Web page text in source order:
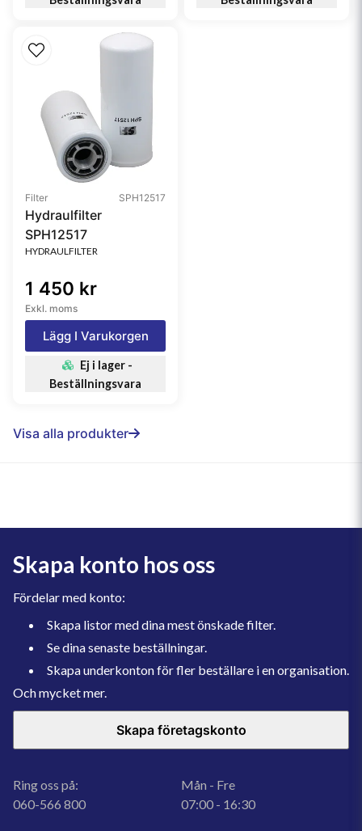
Filter SPH12517
Hydraulfilter
SPH12517
HYDRAULFILTER
1 450 kr
Exkl. moms
Lägg I Varukorgen
Ej i lager -
Beställningsvara
Visa alla produkter
Skapa konto hos oss
Fördelar med konto:
Skapa listor med dina mest önskade filter.
Se dina senaste beställningar.
Skapa underkonton för fler beställare i en organisation.
Och mycket mer.
Skapa företagskonto
Ring oss på:
060-566 800
Mån - Fre
07:00 - 16:30